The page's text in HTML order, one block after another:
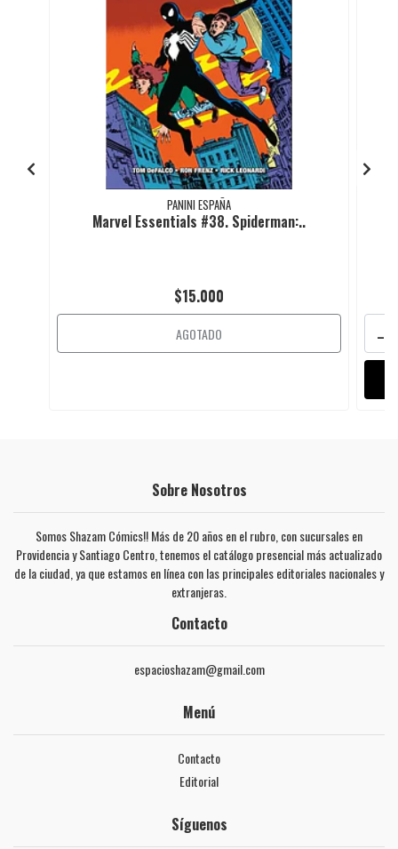
PANINI ESPAÑA
Marvel Essentials #38. Spiderman:..
$15.000
AGOTADO -
Sobre Nosotros
Somos Shazam Cómics!! Más de 20 años en el rubro, con sucursales en
Providencia y Santiago Centro, tenemos el catálogo presencial más actualizado
de la ciudad, ya que estamos en línea con las principales editoriales nacionales y
extranjeras.
Contacto
espacioshazam@gmail.com
Menú
Contacto
Editorial
Síguenos